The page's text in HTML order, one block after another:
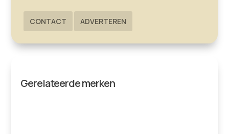
CONTACT ADVERTEREN
Gerelateerde merken